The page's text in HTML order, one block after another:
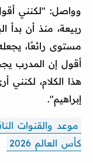
وواصل: "لكنني
ربيعة، منذ أن بدأ
مستوى رائعًا،
أقول إن المدرب
هذا الكلام، لكنني
إبراهيم".
موعد والقنوات
كأس العالم 2026